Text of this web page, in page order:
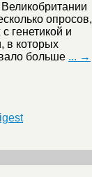
опросов,
генетикой и
в которых
больше ... →